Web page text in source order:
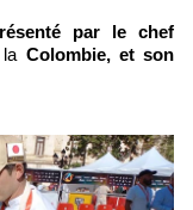
par le chef
Colombie, et son